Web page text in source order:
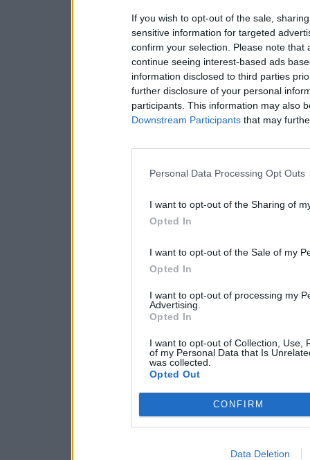
If you wish to opt-out of the sale,
sensitive information for targeted
confirm your selection. Please note
continue seeing interest-based ads
information disclosed to third parties
further disclosure of your personal
participants. This information may also
Downstream Participants that may
Personal Data Processing Opt Outs
I want to opt-out of the Sharing of
Opted In
I want to opt-out of the Sale of my
Opted In
I want to opt-out of processing my
Advertising.
Opted In
I want to opt-out of Collection, Use,
of my Personal Data that Is
was collected.
Opted Out
CONFIRM
Data Deletion